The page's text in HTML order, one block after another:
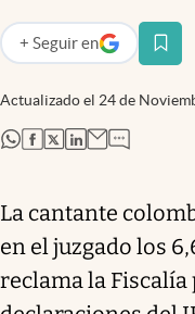
Actualizado el 24 de
+ Seguir en
abre en nueva pestaña
abre en nueva pestaña
abre en nueva
abre en nueva
abre en nueva
La cantante
en el juzgado los
reclama la Fiscalía